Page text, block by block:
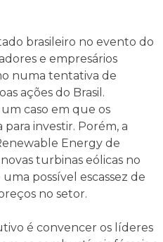
brasileiro no evento do
e empresários
numa tentativa de
ações do Brasil.
caso em que os
investir. Porém, a
Energy de
turbinas eólicas no
possível escassez de
no setor.
é convencer os líderes